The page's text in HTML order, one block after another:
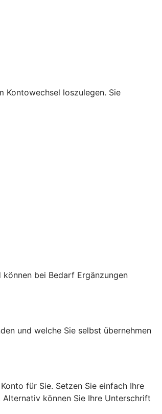
Kontowechsel loszulegen. Sie
bei Bedarf Ergänzungen
und welche Sie selbst übernehmen
für Sie. Setzen Sie einfach Ihre
können Sie Ihre Unterschrift